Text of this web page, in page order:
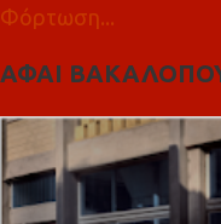
Φόρτωση...
ΑΦΑΙ